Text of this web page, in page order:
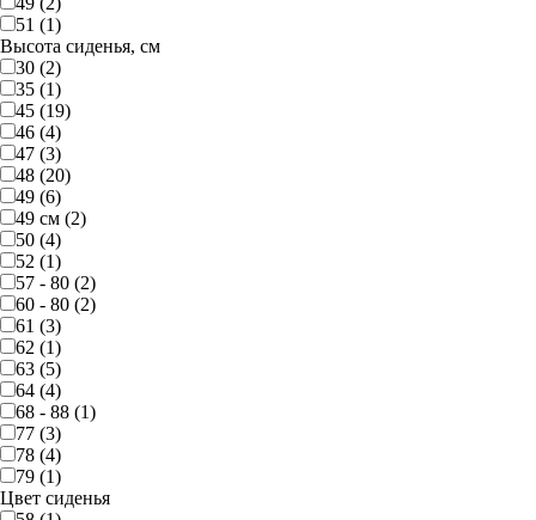
51 (1)
Высота сиденья, см
30 (2)
35 (1)
45 (19)
46 (4)
47 (3)
48 (20)
49 (6)
49 см (2)
50 (4)
52 (1)
57 - 80 (2)
60 - 80 (2)
61 (3)
62 (1)
63 (5)
64 (4)
68 - 88 (1)
77 (3)
78 (4)
79 (1)
Цвет сиденья